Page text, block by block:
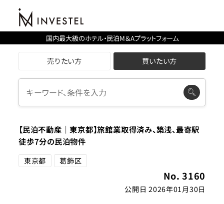
国内最大級のホテル・民泊M＆Aプラットフォーム
売りたい方 買いたい方
【民泊不動産｜東京都】旅館業取得済み、築浅、最寄駅
徒歩7分の民泊物件
東京都 葛飾区
No. 3160
公開日 2026年01月30日